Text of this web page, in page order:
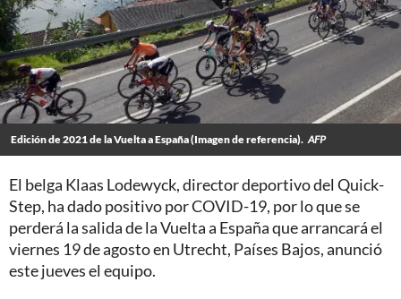
Edición de 2021 de la Vuelta a España (Imagen de referencia). AFP
El belga Klaas Lodewyck, director deportivo del Quick-
Step, ha dado positivo por COVID-19, por lo que se
perderá la salida de la Vuelta a España que arrancará el
viernes 19 de agosto en Utrecht, Países Bajos, anunció
este jueves el equipo.